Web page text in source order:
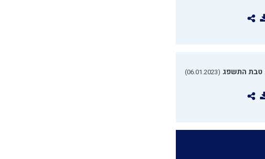
טבת התשפג (06.01.2023)